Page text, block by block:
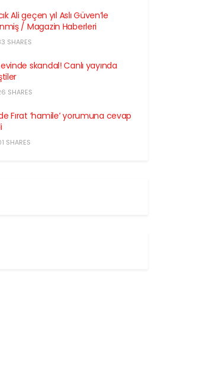
Ali geçen yıl Aslı Güven’le
/ Magazin Haberleri
SHARES
evinde skandal! Canlı yayında
SHARES
Fırat ‘hamile’ yorumuna cevap
SHARES